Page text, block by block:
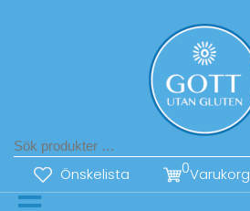
Önskelista Varukorg
0